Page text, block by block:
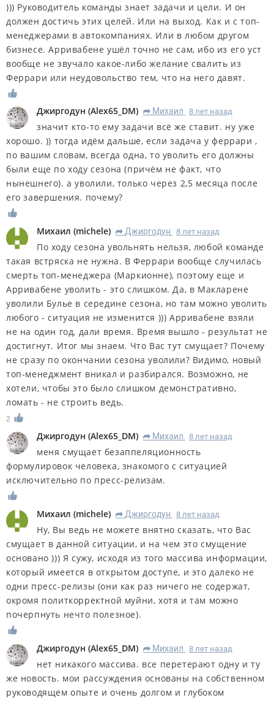
))) Руководитель команды знает задачи и цели. И он
должен достичь этих целей. Или на выход. Как и с топ-
менеджерами в автокомпаниях. Или в любом другом
бизнесе. Арривабене ушёл точно не сам, ибо из его уст
вообще не звучало какое-либо желание свалить из
Феррари или неудовольство тем, что на него давят.
Джиргодун (Alex65_DM) R Михаил 8 лет назад
значит кто-то ему задачи всё же ставит. ну уже
хорошо. )) тогда идём дальше, если задача у феррари ,
по вашим словам, всегда одна, то уволить его должны
были еще по ходу сезона (причём не факт, что
нынешнего). а уволили, только через 2,5 месяца после
его завершения. почему?
Михаил (michele) R Джиргодун 8 лет назад
По ходу сезона увольнять нельзя, любой команде
такая встряска не нужна. В Феррари вообще случилась
смерть топ-менеджера (Маркионне), поэтому еще и
Арривабене уволить - это слишком. Да, в Макларене
уволили Булье в середине сезона, но там можно уволить
любого - ситуация не изменится ))) Арривабене взяли
не на один год, дали время. Время вышло - результат не
достигнут. Итог мы знаем. Что Вас тут смущает? Почему
не сразу по окончании сезона уволили? Видимо, новый
топ-менеджмент вникал и разбирался. Возможно, не
хотели, чтобы это было слишком демонстративно,
ломать - не строить ведь.
2
Джиргодун (Alex65_DM) R Михаил 8 лет назад
меня смущает безаппеляционность
формулировок человека, знакомого с ситуацией
исключительно по пресс-релизам.
Михаил (michele) R Джиргодун 8 лет назад
Ну, Вы ведь не можете внятно сказать, что Вас
смущает в данной ситуации, и на чем это смущение
основано ))) Я сужу, исходя из того массива информации,
который имеется в открытом доступе, и это далеко не
одни пресс-релизы (они как раз ничего не содержат,
окромя политкорректной муйни, хотя и там можно
почерпнуть нечто полезное).
Джиргодун (Alex65_DM) R Михаил 8 лет назад
нет никакого массива. все перетерают одну и ту
же новость. мои рассуждения основаны на собственном
руководящем опыте и очень долгом и глубоком